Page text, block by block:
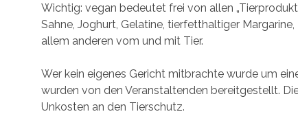
Wichtig: vegan bedeutet frei von allen
Sahne, Joghurt, Gelatine, tierfetthaltiger
allem anderen vom und mit Tier.
Wer kein eigenes Gericht mitbrachte wurde um
wurden von den Veranstaltenden bereitgestellt.
Unkosten an den Tierschutz.